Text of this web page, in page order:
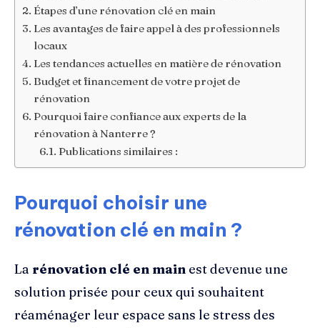
Étapes d’une rénovation clé en main
Les avantages de faire appel à des professionnels
locaux
Les tendances actuelles en matière de rénovation
Budget et financement de votre projet de
rénovation
Pourquoi faire confiance aux experts de la
rénovation à Nanterre ?
Publications similaires :
Pourquoi choisir une
rénovation clé en main ?
La rénovation clé en main est devenue une
solution prisée pour ceux qui souhaitent
réaménager leur espace sans le stress des